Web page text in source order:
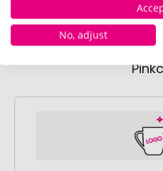
No, adjust